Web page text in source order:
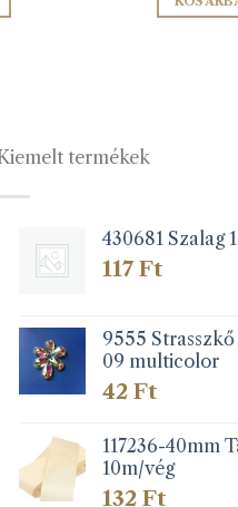
termékek
430681 Szalag
117Ft
9555
09 multicolor
42Ft
117236-40mm
10m/vég
132Ft